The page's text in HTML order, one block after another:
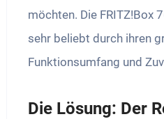
möchten. Die FRITZ!Box
sehr beliebt durch ihren
Funktionsumfang und
Die Lösung: Der